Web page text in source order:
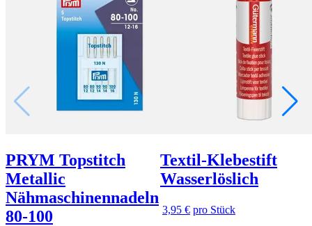
PRYM Topstitch
Metallic
Nähmaschinennadeln
80-100
Textil-Klebestift
Wasserlöslich
3,95 € pro Stück